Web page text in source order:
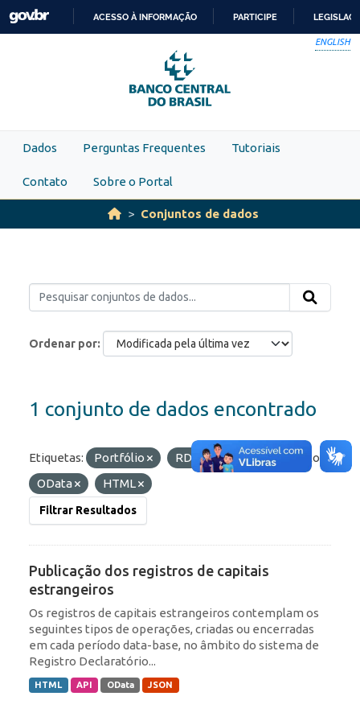
Skip to main content
PARA
O
CONTEÚDO
ACESSO À INFORMAÇÃO PARTICIPE
ENGLISH
Dados Perguntas Frequentes Tutoriais
Contato Sobre o Portal
Conjuntos de dados
Ordenar por
1 conjunto de dados encontrado
Etiquetas: Portfólio RDE IED
Formatos:
OData
HTML
Filtrar Resultados
Publicação dos registros de capitais
estrangeiros
Os registros de capitais estrangeiros contemplam os
seguintes tipos de operações, criadas ou encerradas
em cada período data-base, no âmbito do sistema de
Registro Declaratório...
HTML API OData JSON